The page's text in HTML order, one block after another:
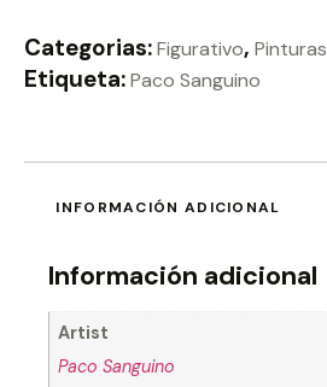
Categorias:Figurativo, Pinturas
Etiqueta:Paco Sanguino
INFORMACIÓN ADICIONAL
Información adicional
Artist
Paco Sanguino